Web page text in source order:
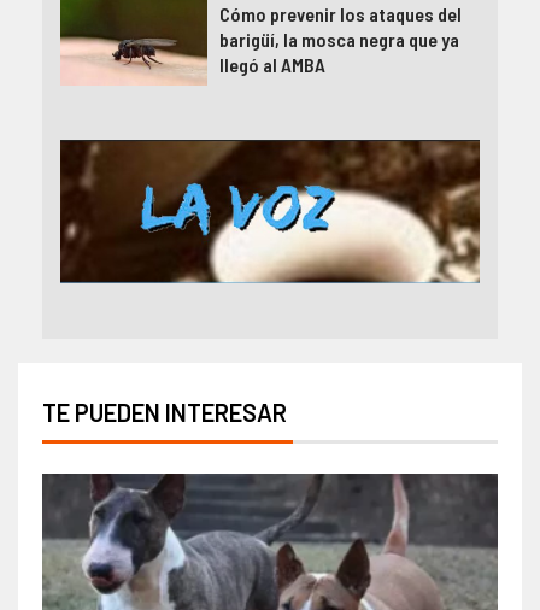
Cómo prevenir los ataques del
barigüí, la mosca negra que ya
llegó al AMBA
TE PUEDEN INTERESAR